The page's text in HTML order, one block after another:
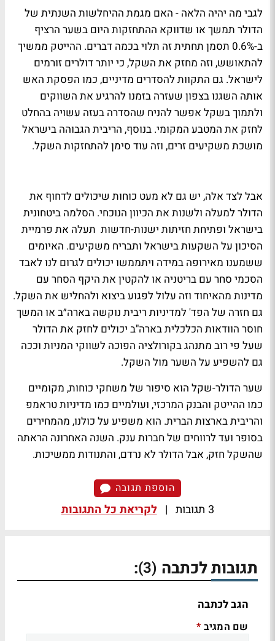
לגבי מה יהיה הלאה - האם מגמת ההיחלשות השנתית של
הדולר תמשך או שדווקא ההתחזקות היום בשער הרציף
ב-0.6% תסמן תחתית זה תלוי בכמה דברים. ההייטק ממשיך
להתאושש, וזה מחזק את השקל, כי יותר דולרים זורמים
לישראל. גם התקוות להסדרים מדיניים, כמו הפסקת האש
אותה השגנו בצפון שעזרה בזמנו להרגיע את השווקים
ולתמוך בשקל אפשר להניח שהסדרה בעזה עשויה בהחלט
לחזק את המטבע המקומי. בנוסף, הריבית הגבוהה בישראל
מושכת משקיעים זרים, וזה עוד סימן להתחזקות השקל.
אבל לצד אלה, יש גם לא מעט כוחות שיכולים לדחוף את
הדולר למעלה ולשנות את הכיוון הנוכחי. הסלמה ביטחונית
בישראל ופתיחת חזיתות ישנות-חדשות תעלה את פרמיית
הסיכון על השקעות בישראל ותבריח משקיעים. האיומים
ששמענו מאירופה במידה ויתממשו יכולים לגרום לנו לאבד
הסכמי סחר עם בריטניה או להקטין את היקף הסחר עם
מדינות מהאיחוד וזה עלול לפגוע ביצוא ולהחליש את השקל.
גם חזרה של הפד' למדיניות ריבית נוקשה בארה״ב או המשך
חוסר הוודאות הכלכלית בארה"ב יכולים לחזק את הדולר
שעל פי רוב מתנהג בקורולציה הפוכה לשווקי המניות וככה
גם להשפיע על השער מול השקל.
שער הדולר-שקל הוא סיפור של משחקי כוחות, מקומיים
כמו ההייטק והבנק המרכזי, ועולמיים כמו מדיניות טראמפ
והריבית בארצות הברית. הוא משפיע על כולנו, מהמחירים
בסופר ועד לרווחים של חברות ענק. השנה האחרונה הראתה
שהשקל חזק, אבל הדולר לא נרדם, והתנודות ממשיכות.
הוספת תגובה
3 תגובות | לקריאת כל התגובות
תגובות לכתבה (3)
:
הגב לכתבה
שם המגיב *